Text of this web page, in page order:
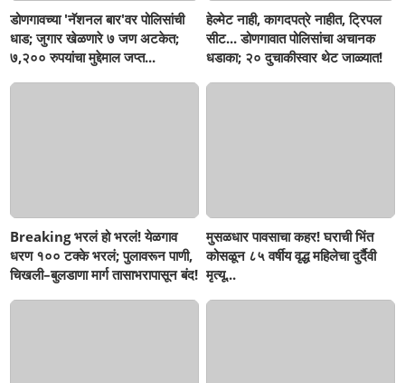
डोणगावच्या 'नॅशनल बार'वर पोलिसांची
धाड; जुगार खेळणारे ७ जण अटकेत;
७,२०० रुपयांचा मुद्देमाल जप्त...
हेल्मेट नाही, कागदपत्रे नाहीत, ट्रिपल
सीट... डोणगावात पोलिसांचा अचानक
धडाका; २० दुचाकीस्वार थेट जाळ्यात!
Breaking भरलं हो भरलं! येळगाव
धरण १०० टक्के भरलं; पुलावरून पाणी,
चिखली–बुलडाणा मार्ग तासाभरापासून बंद!
मुसळधार पावसाचा कहर! घराची भिंत
कोसळून ८५ वर्षीय वृद्ध महिलेचा दुर्दैवी
मृत्यू...